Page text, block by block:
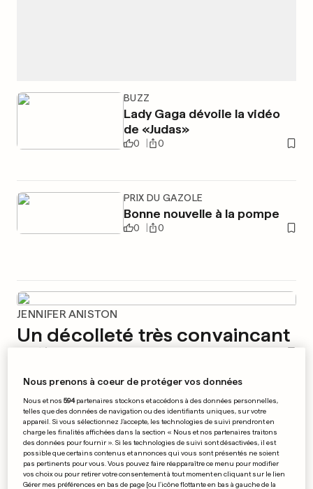
BUZZ
Lady Gaga dévoile la vidéo
de «Judas»
0 0
PRIX DU GAZOLE
Bonne nouvelle à la pompe
0 0
JENNIFER ANISTON
Un décolleté très convaincant
PETIT BUDGET
Un PC minitiature à 25 dollars
0 0
Nous prenons à coeur de protéger vos données
Nous et nos594partenaires stockons et accédons à des données personnelles,
telles que des données de navigation ou des identifiants uniques, sur votre
appareil. Si vous sélectionnez J'accepte, les technologies de suivi prendront en
charge les finalités affichées dans la section « Nous et nos partenaires traitons
des données pour fournir ». Si les technologies de suivi sont désactivées, il est
possible que certains contenus et annonces qui vous sont présentés ne soient
pas pertinents pour vous. Vous pouvez faire réapparaître ce menu pour modifier
vos choix ou pour retirer votre consentement à tout moment en cliquant sur le lien
Gérer mes préférences en bas de page [ou l'icône flottante en bas à gauche de la